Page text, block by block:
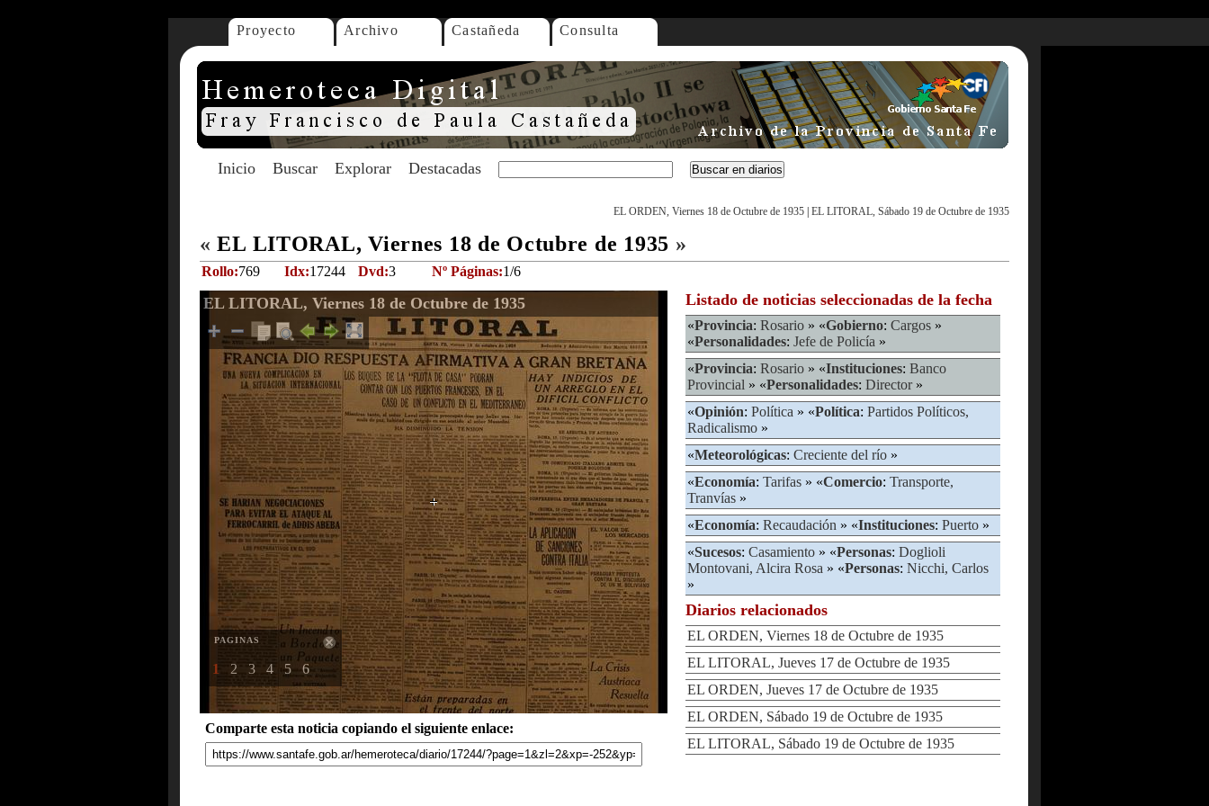
Proyecto Archivo Castañeda Consulta
Inicio Buscar Explorar Destacadas
EL ORDEN, Viernes 18 de Octubre de 1935 EL LITORAL, Sábado 19 de Octubre de 1935
« EL LITORAL, Viernes 18 de Octubre de 1935 »
Rollo:769 Idx:17244 Dvd:3 Nº Páginas:1/6
EL LITORAL, Viernes 18 de Octubre de 1935
PAGINAS
1 2 3 4 5 6
Comparte esta noticia copiando el siguiente enlace:
Listado de noticias seleccionadas de la fecha
«Provincia: Rosario » «Gobierno: Cargos »
«Personalidades: Jefe de Policía »
«Provincia: Rosario » «Instituciones: Banco
Provincial » «Personalidades: Director»
«Opinión: Política » «Política: Partidos Políticos,
Radicalismo »
«Meteorológicas: Creciente del río »
«Economía: Tarifas » «Comercio: Transporte,
Tranvías »
«Economía: Recaudación » «Instituciones: Puerto »
«Sucesos: Casamiento » «Personas: Doglioli
Montovani, Alcira Rosa » «Personas: Nicchi, Carlos
»
Diarios relacionados
EL ORDEN, Viernes 18 de Octubre de 1935
EL LITORAL, Jueves 17 de Octubre de 1935
EL ORDEN, Jueves 17 de Octubre de 1935
EL ORDEN, Sábado 19 de Octubre de 1935
EL LITORAL, Sábado 19 de Octubre de 1935